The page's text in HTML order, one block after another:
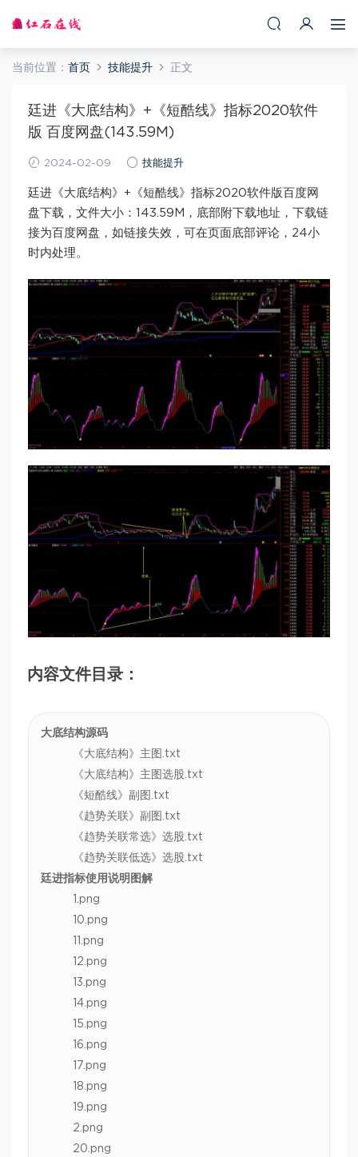
当前位置： 首页 技能提升 正文
廷进《大底结构》+《短酷线》指标2020软件
版 百度网盘(143.59M)
2024-02-09 技能提升
廷进《大底结构》+《短酷线》指标2020软件版百度网
盘下载，文件大小：143.59M，底部附下载地址，下载链
接为百度网盘，如链接失效，可在页面底部评论，24小
时内处理。
内容文件目录：
大底结构源码
《大底结构》主图.txt
《大底结构》主图选股.txt
《短酷线》副图.txt
《趋势关联》副图.txt
《趋势关联常选》选股.txt
《趋势关联低选》选股.txt
廷进指标使用说明图解
1.png
10.png
11.png
12.png
13.png
14.png
15.png
16.png
17.png
18.png
19.png
2.png
20.png